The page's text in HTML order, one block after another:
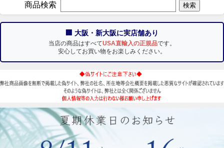
商品検索
🏢 大阪・新大阪に実店舗あり
当店の商品はすべてUSA直輸入の正規品です。
安心してお買い物をお楽しみください。